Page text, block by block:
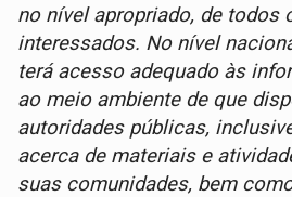
no nível apropriado, de todos
interessados. No nível
terá acesso adequado às
ao meio ambiente de que
autoridades públicas,
acerca de materiais e
suas comunidades, bem